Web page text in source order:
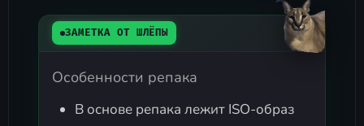
ЗАМЕТКА ОТ ШЛЁПЫ
Особенности репака
В основе репака лежит ISO-образ